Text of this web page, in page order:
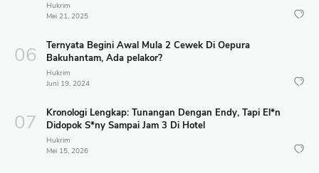
Hukrim
Mei 21, 2025
Ternyata Begini Awal Mula 2 Cewek Di Oepura
Bakuhantam, Ada pelakor?
Hukrim
Juni 19, 2024
Kronologi Lengkap: Tunangan Dengan Endy, Tapi El*n
Didopok S*ny Sampai Jam 3 Di Hotel
Hukrim
Mei 15, 2026